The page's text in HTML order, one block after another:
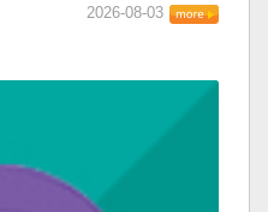
2026-08-03